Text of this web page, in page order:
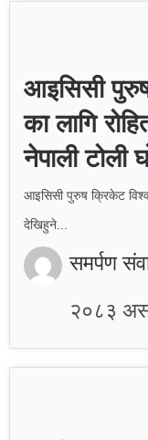
आइसिसी
का लागि
नेपाली टोली
आइसिसी पुरुष क्रिकेट
देखिहुने...
समर्पण
२०८३